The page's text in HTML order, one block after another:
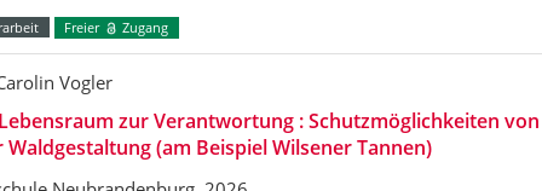
Freier Zugang
Vogler
zur Verantwortung : Schutzmöglichkeiten
Waldgestaltung (am Beispiel Wilsener Tannen)